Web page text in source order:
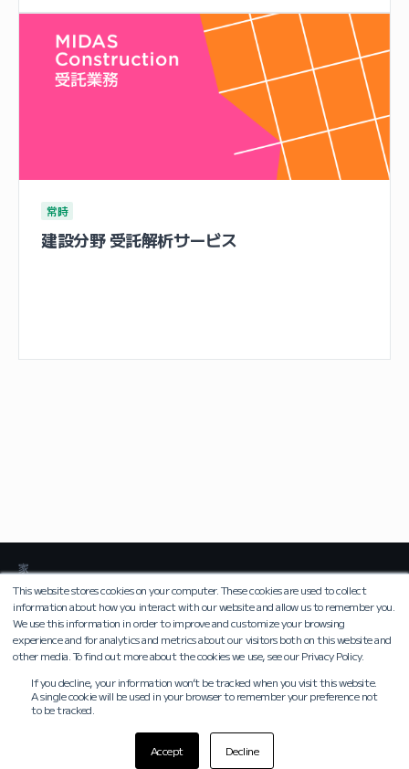
This website stores cookies on your computer. These cookies are used to collect
information about how you interact with our website and allow us to remember you.
We use this information in order to improve and customize your browsing
experience and for analytics and metrics about our visitors both on this website and
other media. To find out more about the cookies we use, see our Privacy Policy.
If you decline, your information won’t be tracked when you visit this website.
A single cookie will be used in your browser to remember your preference not
to be tracked.
Accept Decline
常時
建設分野 受託解析サービス
家
個人情報処理方針利用規約
代表取締役 申 定鎬
〒101-0021 東京都千代⽥区外神⽥5-3-1秋葉原OSビル6F・7F
代表電話番号 : 03-5817-0789